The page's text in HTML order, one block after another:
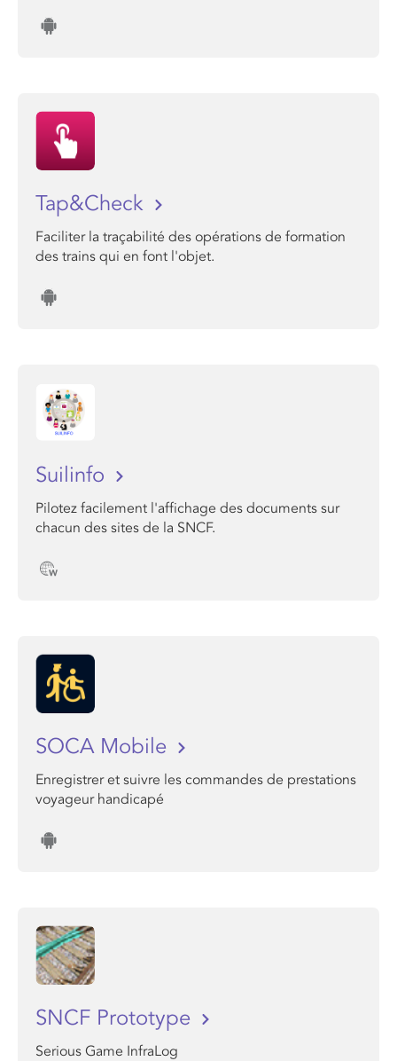
Tap&Check
Faciliter la traçabilité des opérations de formation
des trains qui en font l'objet.
Suilinfo
Pilotez facilement l'affichage des documents sur
chacun des sites de la SNCF.
SOCA Mobile
Enregistrer et suivre les commandes de prestations
voyageur handicapé
SNCF Prototype
Serious Game InfraLog